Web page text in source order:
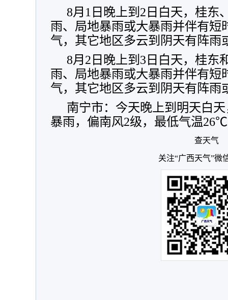
8月1日晚上到2日白天，桂东
雨、局地暴雨或大暴雨并伴有短
气，其它地区多云到阴天有阵雨
8月2日晚上到3日白天，桂东
雨、局地暴雨或大暴雨并伴有短
气，其它地区多云到阴天有阵雨
南宁市：今天晚上到明天白
暴雨，偏南风2级，最低气温
查天气
关注“广西天气”微